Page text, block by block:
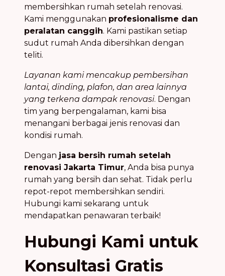
membersihkan rumah setelah renovasi.
Kami menggunakan profesionalisme dan
peralatan canggih. Kami pastikan setiap
sudut rumah Anda dibersihkan dengan
teliti.
Layanan kami mencakup pembersihan
lantai, dinding, plafon, dan area lainnya
yang terkena dampak renovasi. Dengan
tim yang berpengalaman, kami bisa
menangani berbagai jenis renovasi dan
kondisi rumah.
Dengan jasa bersih rumah setelah
renovasi Jakarta Timur, Anda bisa punya
rumah yang bersih dan sehat. Tidak perlu
repot-repot membersihkan sendiri.
Hubungi kami sekarang untuk
mendapatkan penawaran terbaik!
Hubungi Kami untuk
Konsultasi Gratis